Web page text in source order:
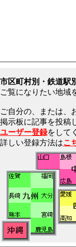
市区町村別・鉄道駅
ご覧になりたい地域
ご自分の、または、
ユーザー登録をして
詳しい登録方法はこ